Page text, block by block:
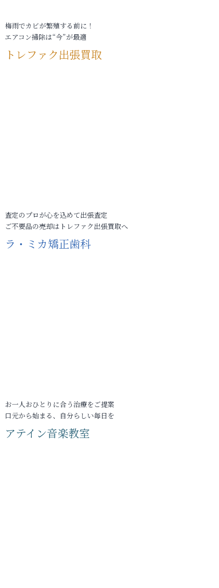
梅雨でカビが繁殖する前に！
エアコン掃除は“今”が最適
トレファク出張買取
査定のプロが心を込めて出張査定
ご不要品の売却はトレファク出張買取へ
ラ・ミカ矯正歯科
お一人おひとりに合う治療をご提案
口元から始まる、自分らしい毎日を
アテイン音楽教室